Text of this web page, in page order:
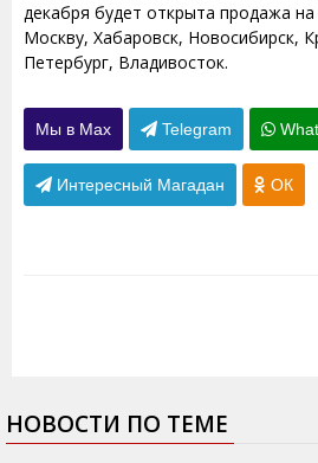
декабря будет открыта продажа
Москву, Хабаровск, Новосибирск,
Петербург, Владивосток.
Мы в Max Telegram
Интересный Магадан ОК
НОВОСТИ ПО ТЕМЕ